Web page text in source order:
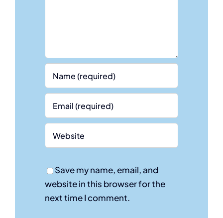
Save my name, email, and
website in this browser for the
next time I comment.